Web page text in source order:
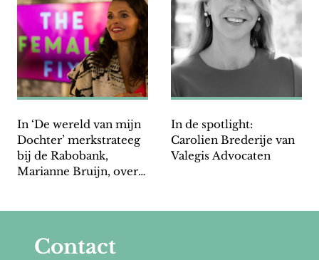
In ‘De wereld van mijn
Dochter’ merkstrateeg
bij de Rabobank,
Marianne Bruijn, over
In de spotlight:
Carolien Brederije van
Valegis Advocaten
Contact